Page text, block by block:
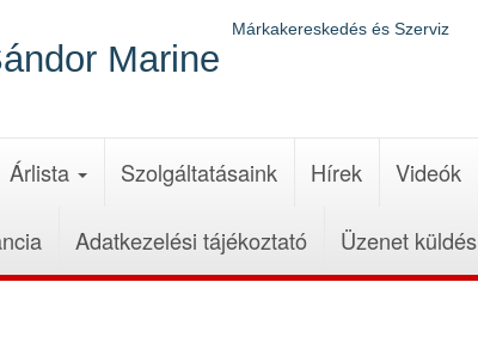
Marine
Márkakereskedés és Szerviz
Árlista Szolgáltatásaink Hírek Videók
Adatkezelési tájékoztató Üzenet küldés